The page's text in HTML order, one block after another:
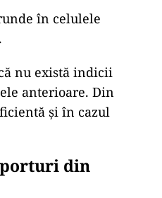
în celulele
nu există indicii
anterioare. Din
și în cazul
din